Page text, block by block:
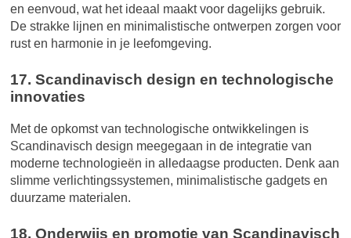
en eenvoud, wat het ideaal maakt voor dagelijks gebruik.
De strakke lijnen en minimalistische ontwerpen zorgen voor
rust en harmonie in je leefomgeving.
17. Scandinavisch design en technologische
innovaties
Met de opkomst van technologische ontwikkelingen is
Scandinavisch design meegegaan in de integratie van
moderne technologieën in alledaagse producten. Denk aan
slimme verlichtingssystemen, minimalistische gadgets en
duurzame materialen.
18. Onderwijs en promotie van Scandinavisch